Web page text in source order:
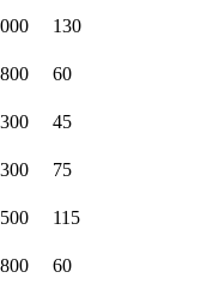
130
60
45
75
115
60